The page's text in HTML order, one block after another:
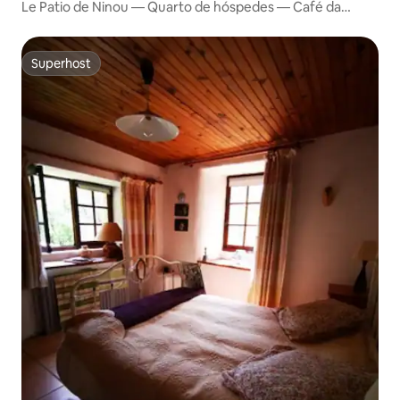
Le Patio de Ninou — Quarto de hóspedes — Café da
Superhost
Superhost